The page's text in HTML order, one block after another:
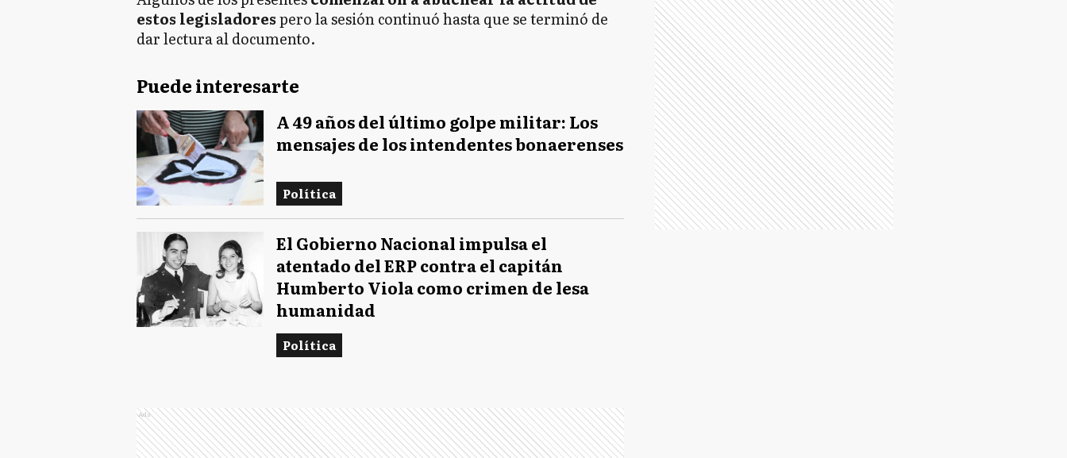
estos legisladorespero la sesión continuó hasta que se terminó de
dar lectura al documento.
Puede interesarte
A 49 años del último golpe militar: Los
mensajes de los intendentes bonaerenses
Política
El Gobierno Nacional impulsa el
atentado del ERP contra el capitán
Humberto Viola como crimen de lesa
humanidad
Política
Ads